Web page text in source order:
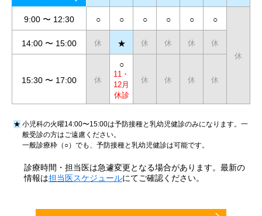
9:00 〜 12:30 ○ ○ ○ ○ ○ ○
休
14:00 〜 15:00 休 ★ 休 休 休 休
15:30 〜 17:00 休
○
11・
12月
休診
休 休 休 休
★ 小児科の火曜14:00〜15:00は予防接種と乳幼児健診のみになります。一
般受診の方はご遠慮ください。
一般診療枠（○）でも、予防接種と乳幼児健診は可能です。
診療時間・担当医は急遽変更となる場合があります。最新の
情報は担当医スケジュールにてご確認ください。